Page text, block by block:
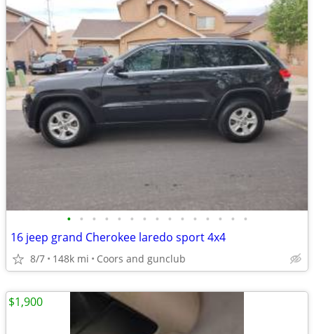
• • • • • • • • • • • • • • •
16 jeep grand Cherokee laredo sport 4x4
8/7 148k mi Coors and gunclub
$1,900